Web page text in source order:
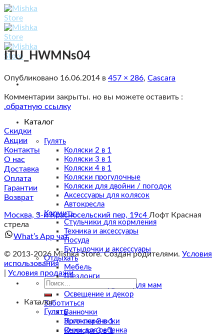
Skip
to
content
Каталог
Гулять
Коляски 2 в 1
Коляски 3 в 1
Коляски 4 в 1
Коляски прогулочные
Коляски для двойни / погодок
Аксессуары для колясок
Автокресла
Кормить
Стульчики для кормления
Техника и аксессуары
Посуда
Бутылочки и аксессуары
Отдыхать
Мебель
Шезлонги
Коконы и подушки для мам
Освещение и декор
Заботиться
Ванночки
Эрго-переноски
Очки для ребенка
ITU_HWMNs04
Опубликовано 16.06.2014 в 457 × 286, Cascara
Комментарии закрыты. но вы можете оставить :
.обратную ссылку
Скидки
Акции
Контакты
О нас
Доставка
Оплата
Гарантии
Возврат
Москва, 3-й Красносельский пер, 19с4 Лофт Красная
стрела
What’s App чат
© 2013-2026 Mishka Store. Cоздан родителями. Условия
использования
Условия продажи
Искать:
Каталог
Гулять
Коляски 2 в 1
Коляски 3 в 1